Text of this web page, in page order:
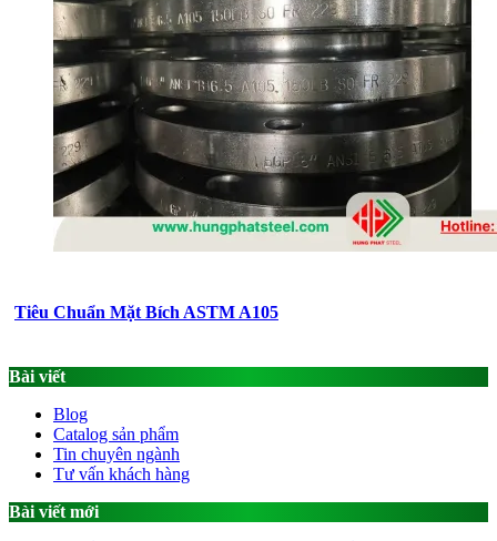
Tiêu Chuẩn Mặt Bích ASTM A105
Bài viết
Blog
Catalog sản phẩm
Tin chuyên ngành
Tư vấn khách hàng
Bài viết mới